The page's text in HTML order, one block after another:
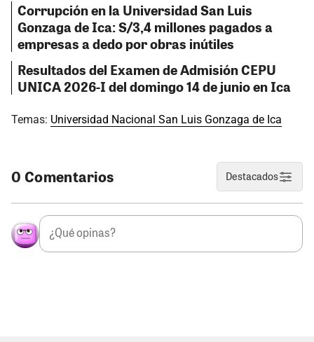
Corrupción en la Universidad San Luis
Gonzaga de Ica: S/3,4 millones pagados a
empresas a dedo por obras inútiles
Resultados del Examen de Admisión CEPU
UNICA 2026-I del domingo 14 de junio en Ica
Temas: Universidad Nacional San Luis Gonzaga de Ica
0 Comentarios Destacados